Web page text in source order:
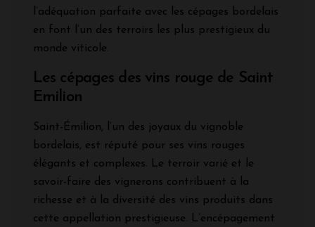
l’adéquation parfaite avec les cépages bordelais
en font l’un des terroirs les plus prestigieux du
monde viticole.
Les cépages des vins rouge de Saint
Emilion
Saint-Émilion, l’un des joyaux du vignoble
bordelais, est réputé pour ses vins rouges
élégants et complexes. Le terroir varié et le
savoir-faire des vignerons contribuent à la
richesse et à la diversité des vins produits dans
cette appellation prestigieuse. L’encépagement